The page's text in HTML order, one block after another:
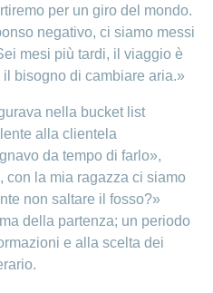
per un giro del mondo.
negativo, ci siamo messi
mesi più tardi, il viaggio è
bisogno di cambiare aria.»
nella bucket list
alla clientela
da tempo di farlo»,
con la mia ragazza ci siamo
non saltare il fosso?»
della partenza; un periodo
e alla scelta dei